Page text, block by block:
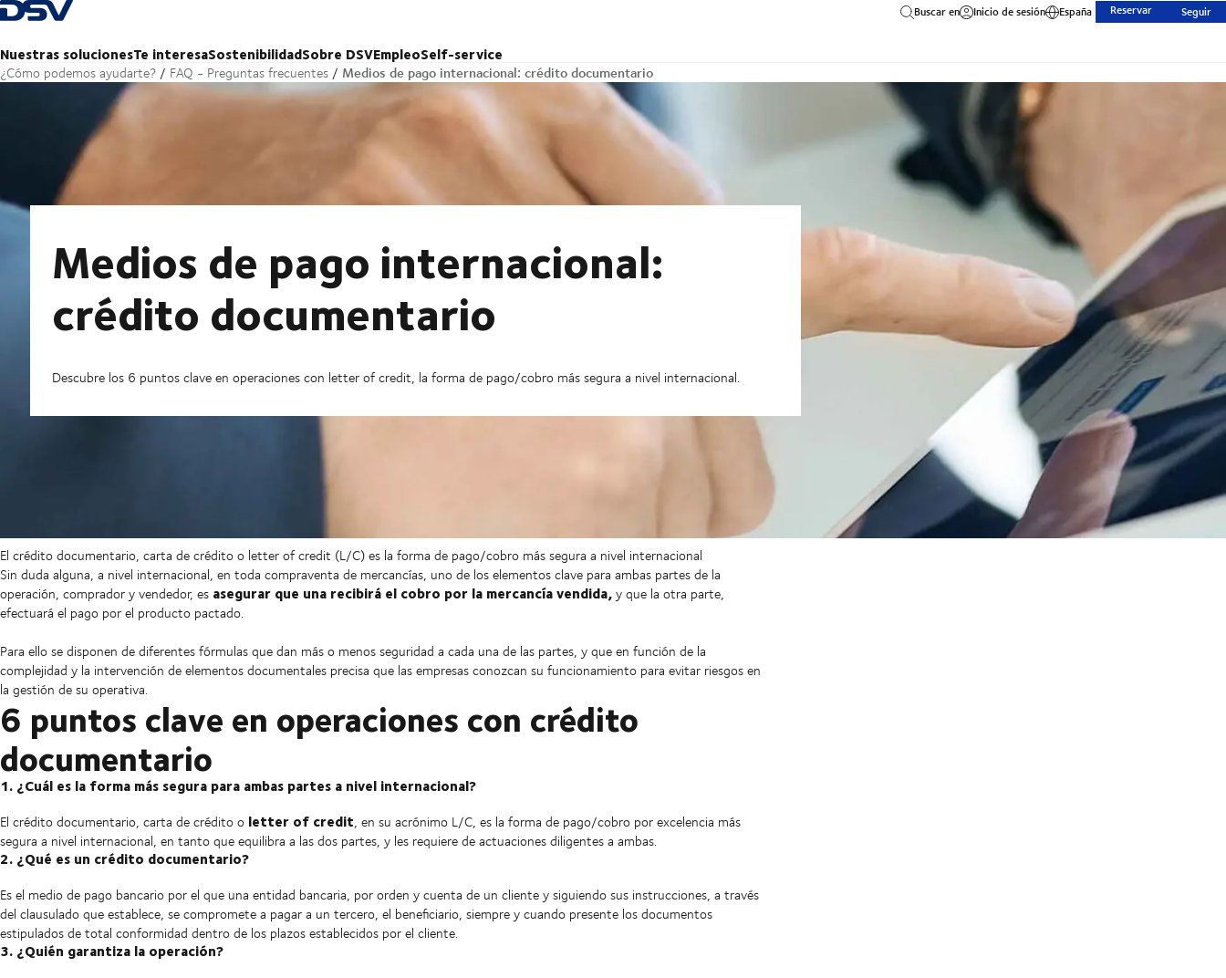
Volver a la página de inicio
Nuestras solucionesTe interesaSostenibilidadSobre DSVEmpleoSelf-service
Buscar en Inicio de sesión España Reservar Seguir
¿Cómo podemos ayudarte? FAQ - Preguntas frecuentes Medios de pago internacional: crédito documentario
Medios de pago internacional:
crédito documentario
Descubre los 6 puntos clave en operaciones con letter of credit, la forma de pago/cobro más segura a nivel internacional.
El crédito documentario, carta de crédito o letter of credit (L/C) es la forma de pago/cobro más segura a nivel internacional
Sin duda alguna, a nivel internacional, en toda compraventa de mercancías, uno de los elementos clave para ambas partes de la
operación, comprador y vendedor, es asegurar que una recibirá el cobro por la mercancía vendida,y que la otra parte,
efectuará el pago por el producto pactado.
Para ello se disponen de diferentes fórmulas que dan más o menos seguridad a cada una de las partes, y que en función de la
complejidad y la intervención de elementos documentales precisa que las empresas conozcan su funcionamiento para evitar riesgos en
la gestión de su operativa.
6 puntos clave en operaciones con crédito
documentario
1. ¿Cuál es la forma más segura para ambas partes a nivel internacional?
El crédito documentario, carta de crédito o letter of credit, en su acrónimo L/C, es la forma de pago/cobro por excelencia más
segura a nivel internacional, en tanto que equilibra a las dos partes, y les requiere de actuaciones diligentes a ambas.
2. ¿Qué es un crédito documentario?
Es el medio de pago bancario por el que una entidad bancaria, por orden y cuenta de un cliente y siguiendo sus instrucciones, a través
del clausulado que establece, se compromete a pagar a un tercero, el beneficiario, siempre y cuando presente los documentos
estipulados de total conformidad dentro de los plazos establecidos por el cliente.
3. ¿Quién garantiza la operación?